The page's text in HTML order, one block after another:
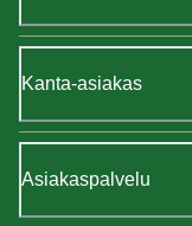
Kanta-asiakas
Asiakaspalvelu